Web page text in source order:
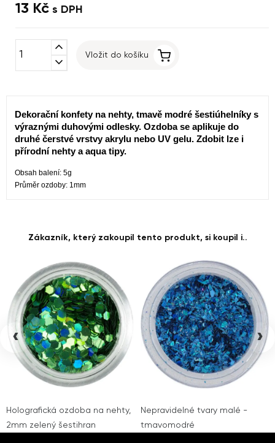
13 Kč s DPH
expand_less
expand_more
Vložit do košíku
Dekorační konfety na nehty, tmavě modré šestiúhelníky s
výraznými duhovými odlesky. Ozdoba se aplikuje do
druhé čerstvé vrstvy akrylu nebo UV gelu. Zdobit lze i
přírodní nehty a aqua tipy.
Obsah balení: 5g
Průměr ozdoby: 1mm
Zákazník, který zakoupil tento produkt, si koupil i..
Holografická ozdoba na nehty,
2mm zelený šestihran
Nepravidelné tvary malé -
tmavomodré
‹ ›